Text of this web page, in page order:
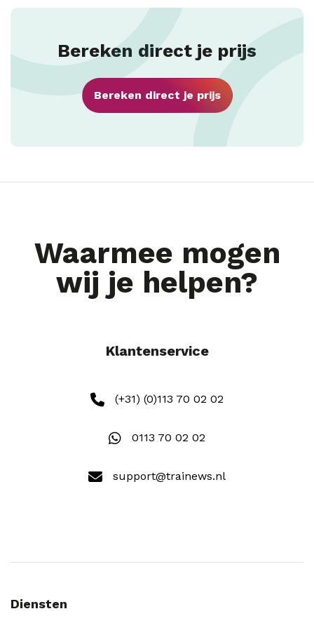
Bereken direct je prijs
Bereken direct je prijs
Waarmee mogen
wij je helpen?
Klantenservice
(+31) (0)113 70 02 02
0113 70 02 02
support@trainews.nl
Diensten